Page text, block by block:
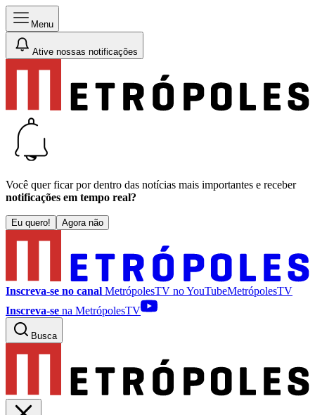
Menu
Ative nossas notificações
Você quer ficar por dentro das notícias mais importantes e receber
notificações em tempo real?
Eu quero! Agora não
Inscreva-se no canal MetrópolesTV noYouTubeMetrópolesTV
Inscreva-se na MetrópolesTV
Busca